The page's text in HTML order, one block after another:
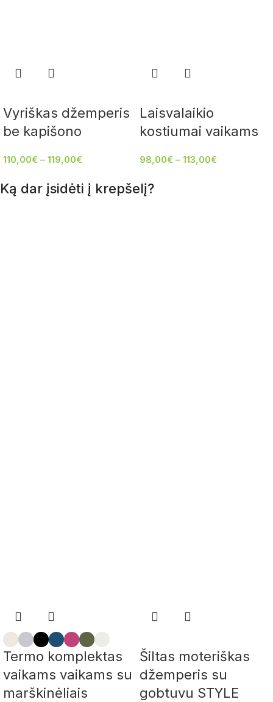
Vyriškas džemperis
be kapišono
110,00€ – 119,00€
Laisvalaikio
kostiumai vaikams
98,00€ – 113,00€
Ką dar įsidėti į krepšelį?
Termo komplektas
vaikams vaikams su
marškinėliais
Šiltas moteriškas
džemperis su
gobtuvu STYLE